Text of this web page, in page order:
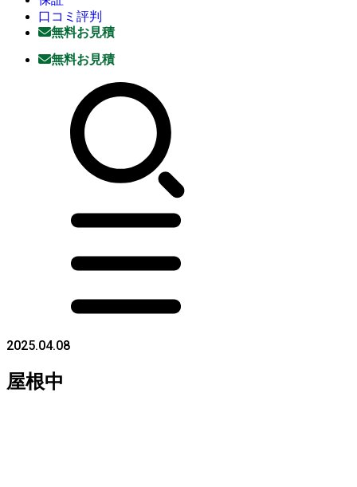
口コミ評判
無料お見積
無料お見積
2025.04.08
屋根中